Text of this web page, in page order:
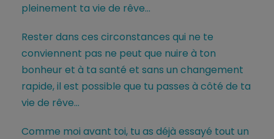
pleinement ta vie de rêve…
Rester dans ces circonstances qui ne te
conviennent pas ne peut que nuire à ton
bonheur et à ta santé et sans un changement
rapide, il est possible que tu passes à côté de ta
vie de rêve…
Comme moi avant toi, tu as déjà essayé tout un